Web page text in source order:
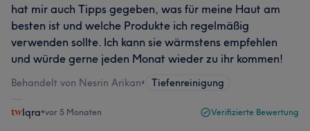
hat mir auch Tipps gegeben, was für meine Haut am
besten ist und welche Produkte ich regelmäßig
verwenden sollte. Ich kann sie wärmstens empfehlen
und würde gerne jeden Monat wieder zu ihr kommen!
Behandelt von Nesrin Arikan• Tiefenreinigung
Iqra•vor 5 Monaten Verifizierte Bewertung